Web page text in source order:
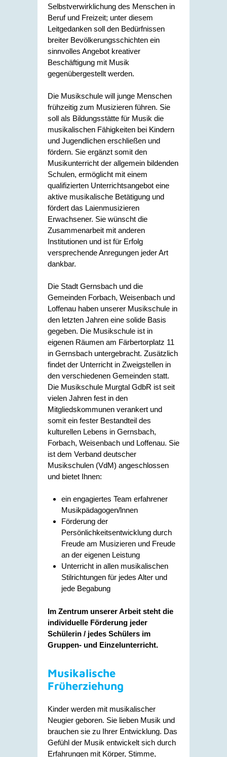
Selbstverwirklichung des Menschen in
Beruf und Freizeit; unter diesem
Leitgedanken soll den Bedürfnissen
breiter Bevölkerungsschichten ein
sinnvolles Angebot kreativer
Beschäftigung mit Musik
gegenübergestellt werden.
Die Musikschule will junge Menschen
frühzeitig zum Musizieren führen. Sie
soll als Bildungsstätte für Musik die
musikalischen Fähigkeiten bei Kindern
und Jugendlichen erschließen und
fördern. Sie ergänzt somit den
Musikunterricht der allgemein bildenden
Schulen, ermöglicht mit einem
qualifizierten Unterrichtsangebot eine
aktive musikalische Betätigung und
fördert das Laienmusizieren
Erwachsener. Sie wünscht die
Zusammenarbeit mit anderen
Institutionen und ist für Erfolg
versprechende Anregungen jeder Art
dankbar.
Die Stadt Gernsbach und die
Gemeinden Forbach, Weisenbach und
Loffenau haben unserer Musikschule in
den letzten Jahren eine solide Basis
gegeben. Die Musikschule ist in
eigenen Räumen am Färbertorplatz 11
in Gernsbach untergebracht. Zusätzlich
findet der Unterricht in Zweigstellen in
den verschiedenen Gemeinden statt.
Die Musikschule Murgtal GdbR ist seit
vielen Jahren fest in den
Mitgliedskommunen verankert und
somit ein fester Bestandteil des
kulturellen Lebens in Gernsbach,
Forbach, Weisenbach und Loffenau. Sie
ist dem Verband deutscher
Musikschulen (VdM) angeschlossen
und bietet Ihnen:
ein engagiertes Team erfahrener
Musikpädagogen/lnnen
Förderung der
Persönlichkeitsentwicklung durch
Freude am Musizieren und Freude
an der eigenen Leistung
Unterricht in allen musikalischen
Stilrichtungen für jedes Alter und
jede Begabung
Im Zentrum unserer Arbeit steht die
individuelle Förderung jeder
Schülerin / jedes Schülers im
Gruppen- und Einzelunterricht.
Musikalische
Früherziehung
Kinder werden mit musikalischer
Neugier geboren. Sie lieben Musik und
brauchen sie zu Ihrer Entwicklung. Das
Gefühl der Musik entwickelt sich durch
Erfahrungen mit Körper, Stimme,